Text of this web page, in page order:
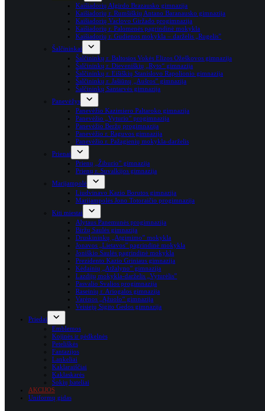
Kaišiadorių Algirdo Brazausko gimnazija
Kaišiadorių r. Rumšiškių Antano Baranausko gimnazija
Kaišiadorių Vaclovo Giržado progimnazija
Kaišiadorių r. Palomenės pagrindinė mokykla
Kaišiadorių r. Gudienos mokykla – darželis „Rugelis”
Šalčininkai
Šalčininkų r. Baltosios Vokės Elizos Ožeškovos gimnazija
Šalčininkų r. Dieveniškių „Ryto“ gimnazija
Šalčininkų r. Eišiškių Stanislovo Rapolionio gimnazija
Šalčininkų r. Jašiūnų „Aušros” gimnazija
Šalčininkų Santarvės gimnazija
Panevėžys
Panevėžio Kazimiero Paltaroko gimnazija
Panevėžio „Vyturio” progimnazija
Panevėžio Beržų progimnazija
Panevėžio r. Raguvos gimnazija
Panevėžio r. Pažagienių mokykla-darželis
Prienai
Prienų „Žiburio” gimnazija
Prienų r. Suvalkijos gimnazija
Marijampolė
Liudvinavo Kazio Borutos gimnazija
Marijampolės Jono Totoraičio progimnazija
Kiti miestai
Alytaus Panemunės progimnazija
Biržų Saulės gimnazija
Druskininkų „Atgimimo” mokykla
Jonavos „Lietavos” pagrindinė mokykla
Joniškio Saulės pagrindinė mokykla
Prezidento Kazio Griniaus gimnazija
Kėdainių „Atžalyno” gimnazija
Lazdijų mokykla-darželis „Vyturėlis”
Pasvalio Svalios progimnazija
Raseinių r. Ariogalos gimnazija
Varėnos „Ąžuolo“ gimnazija
Veisiejų Sigito Gedos gimnazija
Priedai
Emblemos
Kojinės ir pėdkelnės
Peteliškės
Fantazijos
Lankeliai
Kaklaraiščiai
Kaklaskarės
Šokių bateliai
AKCIJOS
Uniformų gidas